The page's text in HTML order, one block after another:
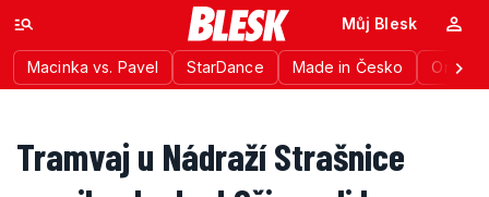
Macinka vs. Pavel StarDance Made in Česko
Můj Blesk
Tramvaj u Nádraží Strašnice